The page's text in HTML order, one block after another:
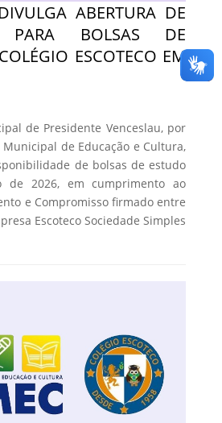
ABERTURA DE
PARA BOLSAS DE
ESCOTECO EM
de Presidente Venceslau, por
de Educação e Cultura,
de bolsas de estudo
de 2026, em cumprimento ao
e Compromisso firmado entre
Escoteco Sociedade Simples